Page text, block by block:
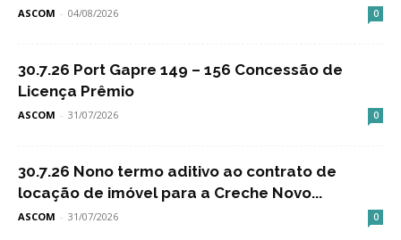
ASCOM - 04/08/2026 0
30.7.26 Port Gapre 149 – 156 Concessão de
Licença Prêmio
ASCOM - 31/07/2026 0
30.7.26 Nono termo aditivo ao contrato de
locação de imóvel para a Creche Novo...
ASCOM - 31/07/2026 0